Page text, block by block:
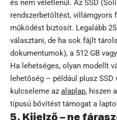
és nem véletlenül. Az SSD
rendszerbetöltést, villámgyors
működést biztosít. Legalább
választani, de ha sok fájlt
dokumentumok), a 512 GB
Ha lehetséges, olyan modellt
lehetőség – például plusz SSD
kulcseleme az alaplap, hiszen
típusú bővítést támogat a
5. Kijelző – ne